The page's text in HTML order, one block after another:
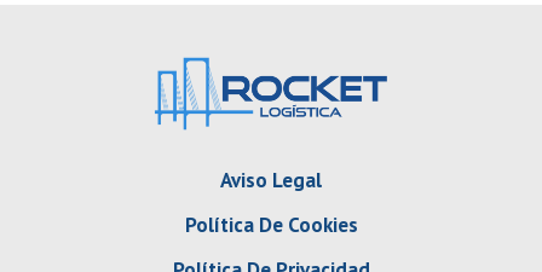
Aviso Legal
Política De Cookies